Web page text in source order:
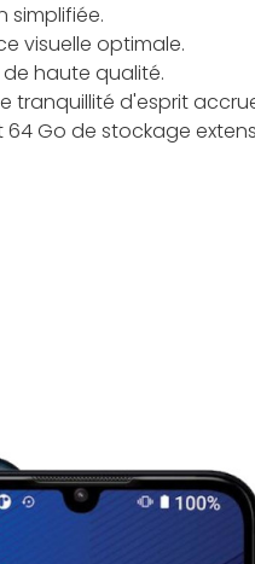
simplifiée.
visuelle optimale.
haute qualité.
tranquillité d'esprit
Go de stockage